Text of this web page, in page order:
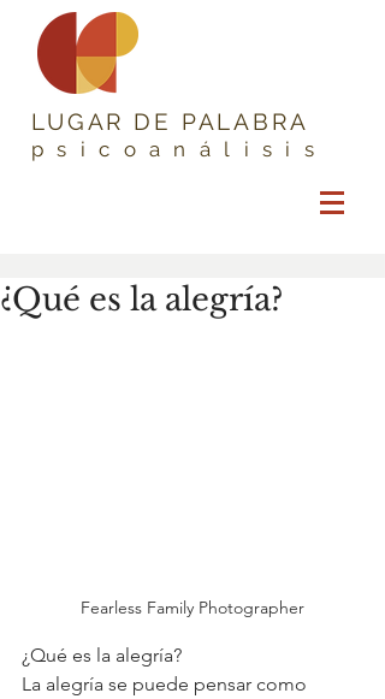
LUGAR DE PALABRA
psicoanálisis
¿Qué es la alegría?
Fearless Family Photographer
¿Qué es la alegría?
La alegría se puede pensar como